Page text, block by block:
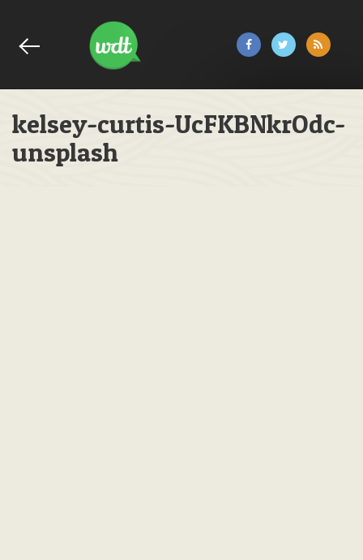
kelsey-curtis-UcFKBNkrOdc-
unsplash